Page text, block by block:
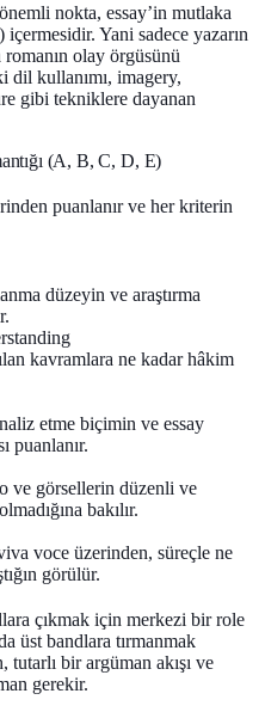
nokta, essay’in mutlaka
içermesidir. Yani sadece yazarın
olay örgüsünü
dil kullanımı, imagery,
gibi tekniklere dayanan
(A, B, C, D, E)
puanlanır ve her kriterin
düzeyin ve araştırma
kavramlara ne kadar hâkim
etme biçimin ve essay
puanlanır.
ve görsellerin düzenli ve
bakılır.
voce üzerinden, süreçle ne
görülür.
çıkmak için merkezi bir role
üst bandlara tırmanmak
bir argüman akışı ve
gerekir.